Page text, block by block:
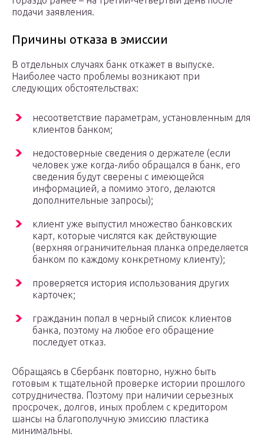
подачи заявления.
Причины отказа в эмиссии
В отдельных случаях банк откажет в выпуске.
Наиболее часто проблемы возникают при
следующих обстоятельствах:
несоответствие параметрам, установленным для
клиентов банком;
недостоверные сведения о держателе (если
человек уже когда-либо обращался в банк, его
сведения будут сверены с имеющейся
информацией, а помимо этого, делаются
дополнительные запросы);
клиент уже выпустил множество банковских
карт, которые числятся как действующие
(верхняя ограничительная планка определяется
банком по каждому конкретному клиенту);
проверяется история использования других
карточек;
гражданин попал в черный список клиентов
банка, поэтому на любое его обращение
последует отказ.
Обращаясь в Сбербанк повторно, нужно быть
готовым к тщательной проверке истории прошлого
сотрудничества. Поэтому при наличии серьезных
просрочек, долгов, иных проблем с кредитором
шансы на благополучную эмиссию пластика
минимальны.